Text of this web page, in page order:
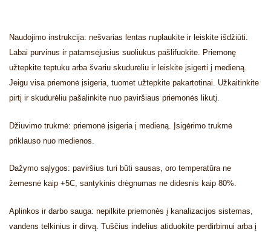
Naudojimo instrukcija: nešvarias lentas nuplaukite ir leiskite išdžiūti.
Labai purvinus ir patamsėjusius suoliukus pašlifuokite. Priemonę
užtepkite teptuku arba švariu skudurėliu ir leiskite įsigerti į medieną.
Jeigu visa priemonė įsigeria, tuomet užtepkite pakartotinai. Užkaitinkite
pirtį ir skudurėliu pašalinkite nuo paviršiaus priemonės likutį.
Džiuvimo trukmė: priemonė įsigeria į medieną. Įsigėrimo trukmė
priklauso nuo medienos.
Dažymo sąlygos: paviršius turi būti sausas, oro temperatūra ne
žemesnė kaip +5C, santykinis drėgnumas ne didesnis kaip 80%.
Aplinkos ir darbo sauga: nepilkite priemonės į kanalizacijos sistemas,
vandens telkinius ir dirvą. Tuščius indelius atiduokite perdirbimui arba į